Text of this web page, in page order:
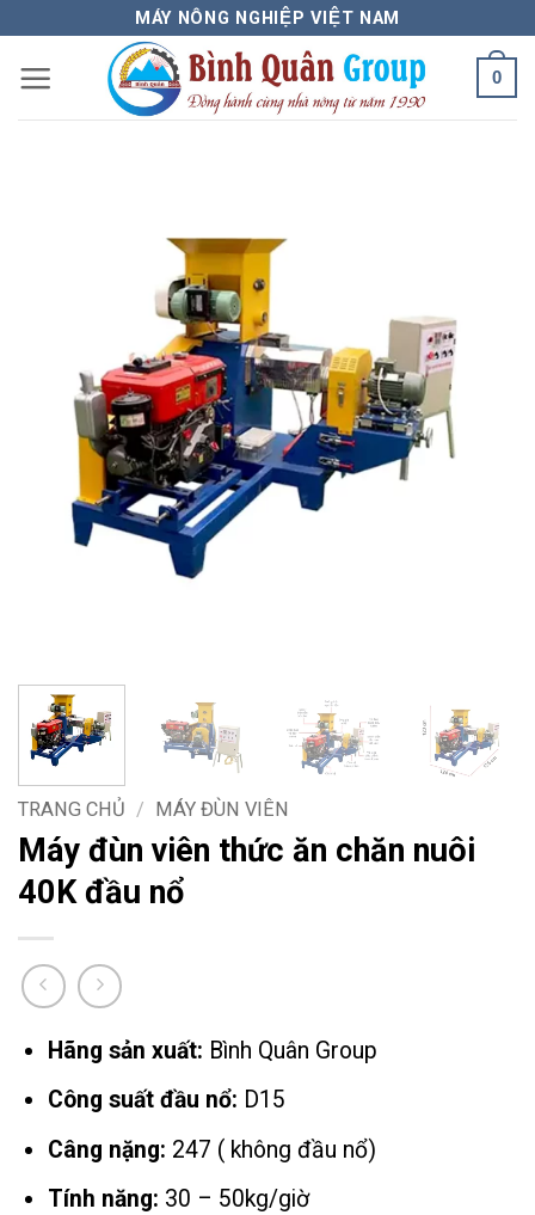
nội
dung
MÁY NÔNG NGHIỆP VIỆT NAM
0
TRANG CHỦ / MÁY ĐÙN VIÊN
Máy đùn viên thức ăn chăn nuôi
40K đầu nổ
Hãng sản xuất: Bình Quân Group
Công suất đầu nổ: D15
Câng nặng: 247 ( không đầu nổ)
Tính năng: 30 – 50kg/giờ